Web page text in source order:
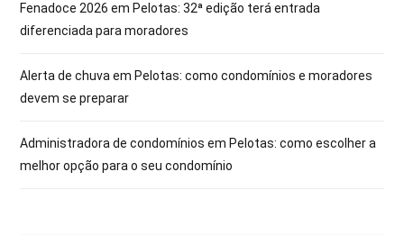
Fenadoce 2026 em Pelotas: 32ª edição terá entrada
diferenciada para moradores
Alerta de chuva em Pelotas: como condomínios e moradores
devem se preparar
Administradora de condomínios em Pelotas: como escolher a
melhor opção para o seu condomínio